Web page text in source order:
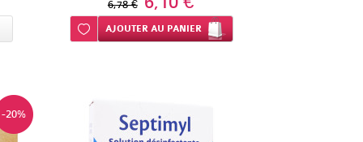
6,78 €
Ajouter à ma liste d’envie
AJOUTER AU PANIER
-20%